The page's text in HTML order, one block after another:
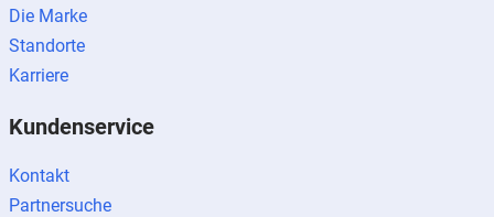
Die Marke
Standorte
Karriere
Kundenservice
Kontakt
Partnersuche